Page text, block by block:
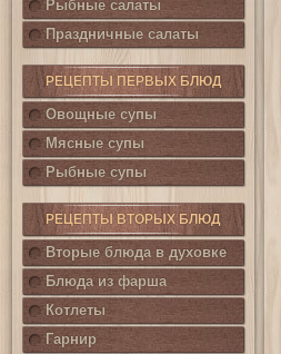
Рыбные салаты
Праздничные салаты
РЕЦЕПТЫ ПЕРВЫХ БЛЮД
Овощные супы
Мясные супы
Рыбные супы
РЕЦЕПТЫ ВТОРЫХ БЛЮД
Вторые блюда в духовке
Блюда из фарша
Котлеты
Гарнир